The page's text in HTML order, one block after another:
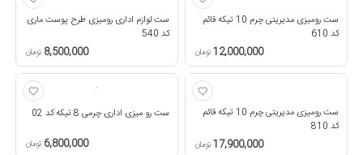
لوازم التحریر
کارتریج و تونر
تجهیزات فروشگاهی و بانکی
دستگاه صحافی و پرس
ست رومیزی مدیریتی چرم 10 تیکه قائم
کد 610
12,000,000تومان
ست لوازم اداری رومیزی طرح پوست ماری
کد 540
8,500,000 تومان
ست رومیزی مدیریتی چرم 10 تیکه قائم
کد 810
17,900,000تومان
ست رو میزی اداری چرمی 8 تیکه کد 02
6,800,000 تومان